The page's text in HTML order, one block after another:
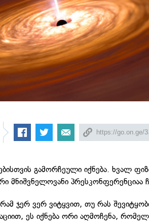
გამორჩეული იქნება. ხვალ
მნიშვნელოვანი პრესკონფერენციაა
ჯერ ვერ ვიტყვით, თუ რას
ეს იქნება ორი აღმოჩენა,